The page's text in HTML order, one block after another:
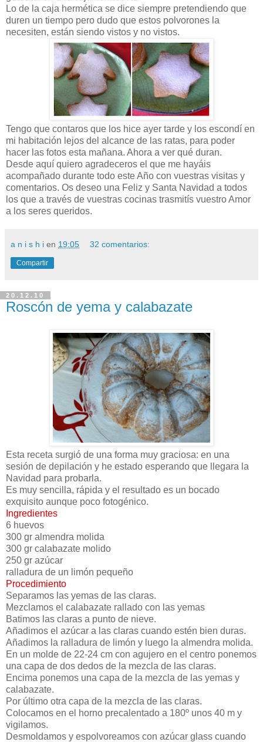
Lo de la caja hermética se dice siempre pretendiendo que
duren un tiempo pero dudo que estos polvorones la
necesiten, están siendo vistos y no vistos.
Tengo que contaros que los hice ayer tarde y los escondí en
mi habitación lejos del alcance de las ratas, para poder
hacer las fotos esta mañana. Ahora a ver qué duran.
Desde aquí quiero agradeceros el que me hayáis
acompañado durante todo este Año con vuestras visitas y
comentarios. Os deseo una Feliz y Santa Navidad a todos
los que a través de vuestras cocinas trasmitís vuestro Amor
a los seres queridos.
a n i s h i en 19:05 32 comentarios:
Compartir
20.12.10
Roscón de yema y calabazate
Esta receta surgió de una forma muy graciosa: en una
sesión de depilación y he estado esperando que llegara la
Navidad para probarla.
Es muy sencilla, rápida y el resultado es un bocado
exquisito aunque poco fotogénico.
Ingredientes
6 huevos
300 gr almendra molida
300 gr calabazate molido
250 gr azúcar
ralladura de un limón pequeño
Procedimiento
Separamos las yemas de las claras.
Mezclamos el calabazate rallado con las yemas
Batimos las claras a punto de nieve.
Añadimos el azúcar a las claras cuando estén bien duras.
Añadimos la ralladura de limón y luego la almendra molida.
En un molde de 22-24 cm con agujero en el centro ponemos
una capa de dos dedos de la mezcla de las claras.
Encima ponemos una capa de la mezcla de las yemas y
calabazate.
Por último otra capa de la mezcla de las claras.
Colocamos en el horno precalentado a 180º unos 40 m y
vigilamos.
Desmoldamos y espolvoreamos con azúcar glass cuando